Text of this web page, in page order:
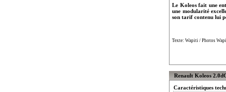
Le Koleos fait une
une modularité
son tarif contenu lui
Texte: Wapiti / Photos
Renault Koleos
Caractéristiques